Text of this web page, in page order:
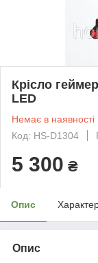
Крісло
LED
Немає в наявності
Код: HS-D1304
5 300 ₴
Опис
Опис